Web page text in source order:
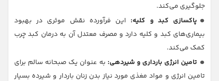
جلوگیری می‌کند.
پاکسازی کبد و کلیه: این فرآورده نقش موثری در بهبود
بیماری‌های کبد و کلیه دارد و مصرف معتدل آن به درمان کبد چرب
کمک می‌کند.
تامین انرژی بارداری و شیردهی: به عنوان یک صبحانه سالم برای
تامین انرژی و مواد مغذی مورد نیاز بدن زنان باردار و شیرده بسیار